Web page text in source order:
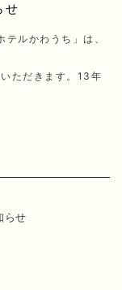
せ
ルかわうち」は、
ただきます。13年
らせ